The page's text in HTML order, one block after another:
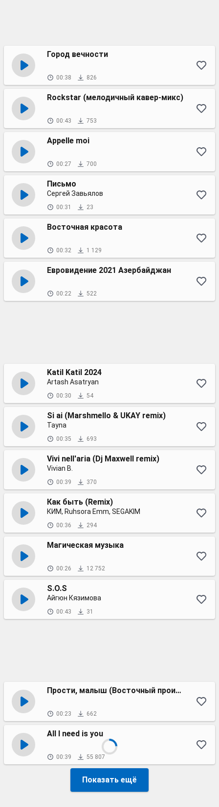
Город вечности
00:38 826
Rockstar (мелодичный кавер-микс)
00:43 753
Appelle moi
00:27 700
Письмо
Сергей Завьялов
00:31 23
Восточная красота
00:32 1 129
Евровидение 2021 Азербайджан
00:22 522
Katil Katil 2024
Artash Asatryan
00:30 54
Si ai (Marshmello & UKAY remix)
Tayna
00:35 693
Vivi nell'aria (Dj Maxwell remix)
Vivian B.
00:39 370
Как быть (Remix)
КИМ, Ruhsora Emm, SEGAKIM
00:36 294
Магическая музыка
00:26 12 752
S.O.S
Айгюн Кязимова
00:43 31
Прости, малыш (Восточный проигрыш)
00:23 662
All I need is you
00:39 55 807
Показать ещё